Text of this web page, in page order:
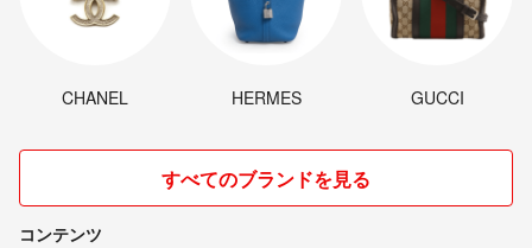
CHANEL HERMES GUCCI
すべてのブランドを見る
コンテンツ